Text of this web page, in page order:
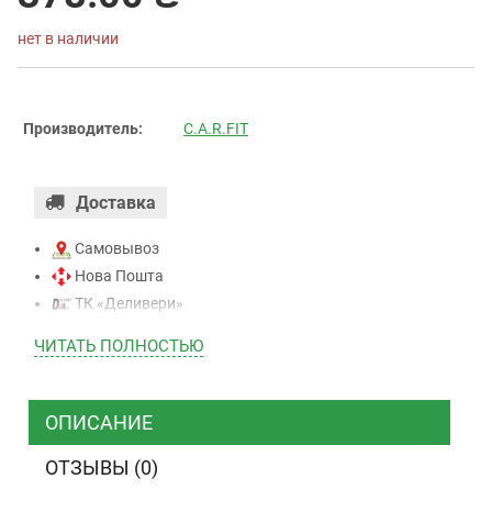
нет в наличии
Производитель: C.A.R.FIT
Доставка
Самовывоз
Нова Пошта
ТК «Деливери»
ТК “Justin”
ТК ”УкрПочта”
ЧИТАТЬ ПОЛНОСТЬЮ
ОПИСАНИЕ
ОТЗЫВЫ (0)